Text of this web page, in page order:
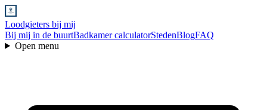
Loodgieters bij mij
Bij mij in de buurtBadkamer calculatorStedenBlogFAQ
Open menu